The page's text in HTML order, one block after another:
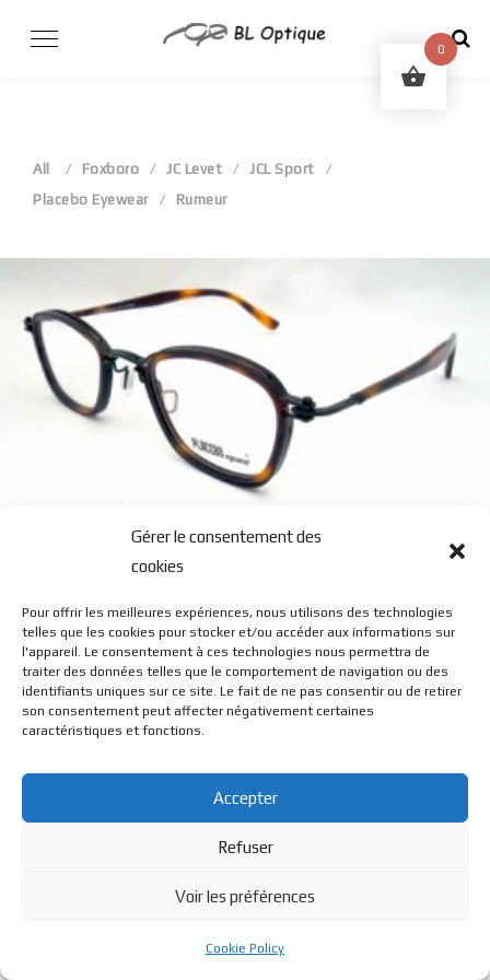
Gérer le consentement des
cookies
Pour offrir les meilleures expériences, nous utilisons des technologies
telles que les cookies pour stocker et/ou accéder aux informations sur
l'appareil. Le consentement à ces technologies nous permettra de
traiter des données telles que le comportement de navigation ou des
identifiants uniques sur ce site. Le fait de ne pas consentir ou de retirer
son consentement peut affecter négativement certaines
caractéristiques et fonctions.
Accepter
Refuser
Voir les préférences
Cookie Policy
All Foxboro JC Levet
JCL Sport
Placebo Eyewear
Rumeur
Q1 Titane / Acetate
© BL Optique - 22 Rue de la Cueille - 39170 Lavans Les St
Claude - 2023 - Tous droits réservés
0